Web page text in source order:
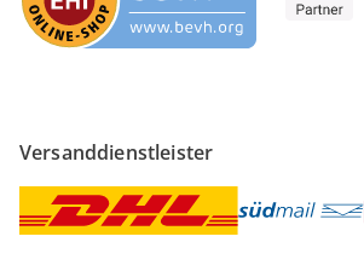
Versanddienstleister